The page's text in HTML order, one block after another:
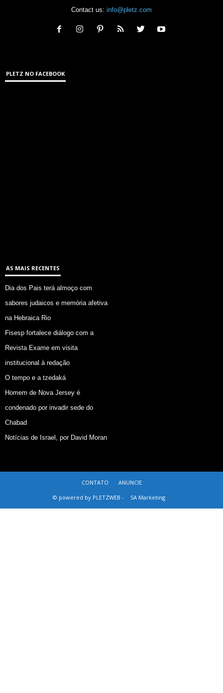
Contact us: info@pletz.com
PLETZ NO FACEBOOK
AS MAIS RECENTES
Dia dos Pais terá almoço com
sabores judaicos e memória afetiva
na Hebraica Rio
Fisesp fortalece diálogo com a
Revista Exame em visita
institucional à redação
O tempo e a tzedaká
Homem de Nova Jersey é
condenado por invadir sede do
Chabad
Notícias de Israel, por David Moran
CONTATO
ANUNCIE
© powered by PLETZWEB -
SA Marketing